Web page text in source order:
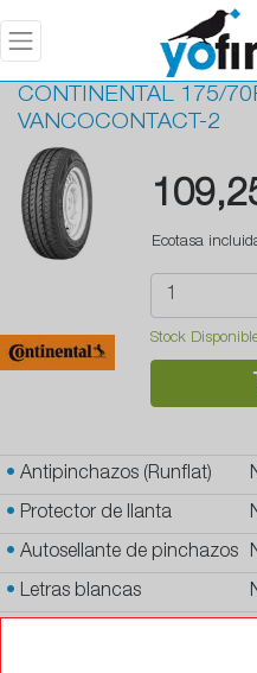
CONTINENTAL 175/
VANCOCONTACT-2
Ecotasa
Stock
• Antipinchazos (Runflat)
• Protector de llanta
• Autosellante de pinchazos
• Letras blancas